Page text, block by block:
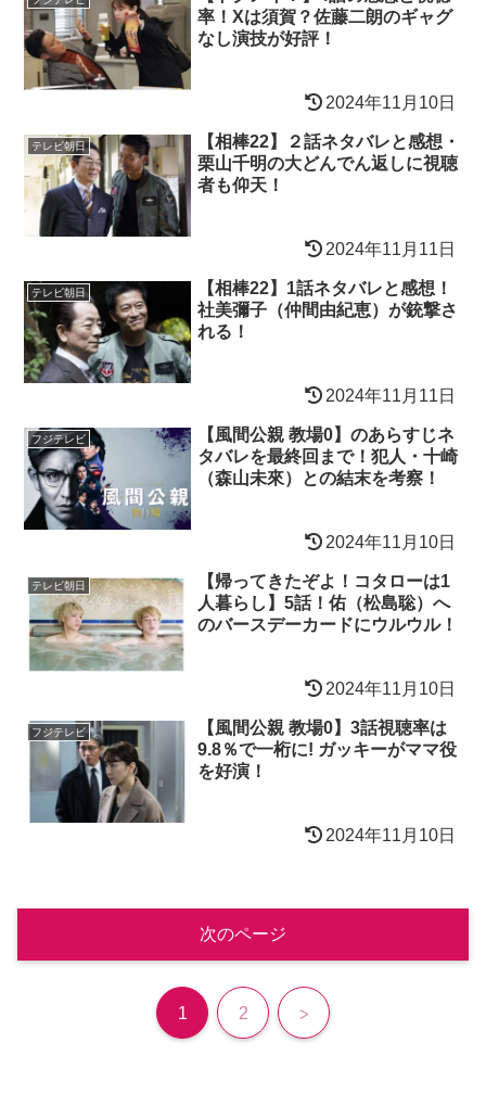
率！Xは須賀？佐藤二朗のギャグ
なし演技が好評！
2024年11月10日
テレビ朝日
【相棒22】２話ネタバレと感想・
栗山千明の大どんでん返しに視聴
者も仰天！
2024年11月11日
テレビ朝日
【相棒22】1話ネタバレと感想！
社美彌子（仲間由紀恵）が銃撃さ
れる！
2024年11月11日
フジテレビ
【風間公親 教場0】のあらすじネ
タバレを最終回まで！犯人・十崎
（森山未來）との結末を考察！
2024年11月10日
テレビ朝日
【帰ってきたぞよ！コタローは1
人暮らし】5話！佑（松島聡）へ
のバースデーカードにウルウル！
2024年11月10日
フジテレビ
【風間公親 教場0】3話視聴率は
9.8％で一桁に! ガッキーがママ役
を好演！
2024年11月10日
次のページ
1 2 次